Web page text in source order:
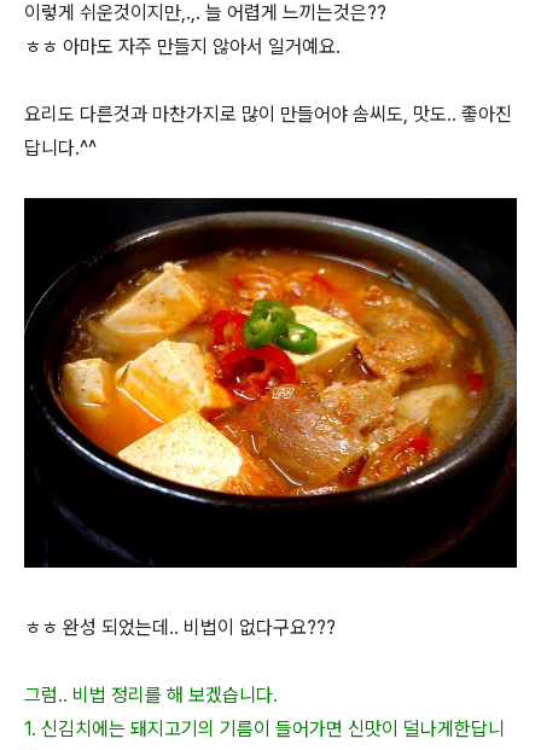
이렇게 쉬운것이지만,.,. 늘 어렵게 느끼는것은??
ㅎㅎ 아마도 자주 만들지 않아서 일거예요.
요리도 다른것과 마찬가지로 많이 만들어야 솜씨도, 맛도.. 좋아진
답니다.^^
ㅎㅎ 완성 되었는데.. 비법이 없다구요???
그럼.. 비법 정리를 해 보겠습니다.
1. 신김치에는 돼지고기의 기름이 들어가면 신맛이 덜나게한답니